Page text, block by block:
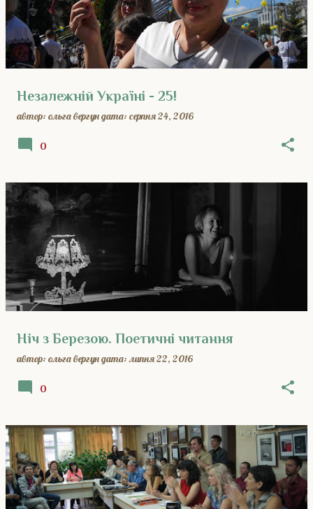
Незалежній Україні - 25!
автор: ольга вергундата: серпня 24, 2016
0
Ніч з Березою. Поетичні читання
автор: ольга вергундата:липня 22, 2016
0